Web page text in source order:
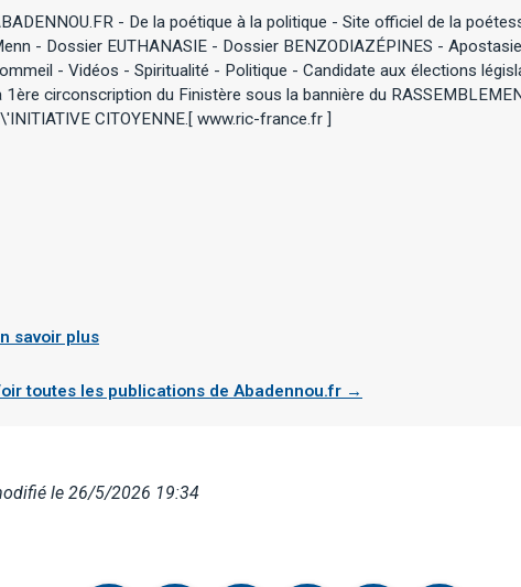
- De la poétique à la politique - Site officiel de la
- Dossier EUTHANASIE - Dossier BENZODIAZÉPINES -
- Vidéos - Spiritualité - Politique - Candidate aux élections
1ère circonscription du Finistère sous la bannière du
CITOYENNE.[ www.ric-france.fr ]
savoir plus
toutes les publications de Abadennou.fr →
le 26/5/2026 19:34